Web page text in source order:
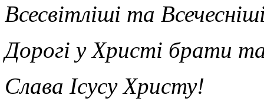
Всесвітліші та
Дорогі у Христі брати
Слава Ісусу Христу!